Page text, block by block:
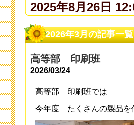
2025年8月26日
夏期コンサル
2025年6月14日
2025年5月28日
2026年3月の記事一覧
高等部 印刷班
2026/03/24
高等部 印刷班では
今年度 たくさんの製品を